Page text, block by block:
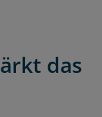
das